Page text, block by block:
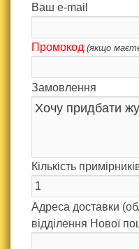
Ваш e-mail
Промокод (якщо
Замовлення
Кількість
Адреса доставки
відділення Нової